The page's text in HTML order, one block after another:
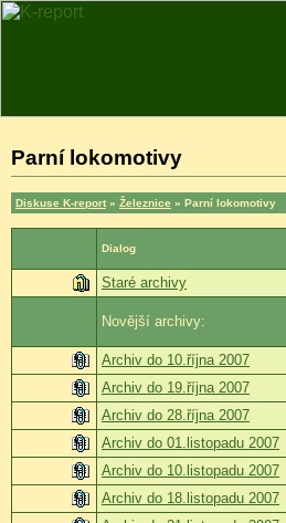
Parní lokomotivy
Diskuse K-report » Železnice » Parní lokomotivy
Dialog
Staré archivy
Novější archivy:
Archiv do 10.října 2007
Archiv do 19.října 2007
Archiv do 28.října 2007
Archiv do 01.listopadu 2007
Archiv do 10.listopadu 2007
Archiv do 18.listopadu 2007